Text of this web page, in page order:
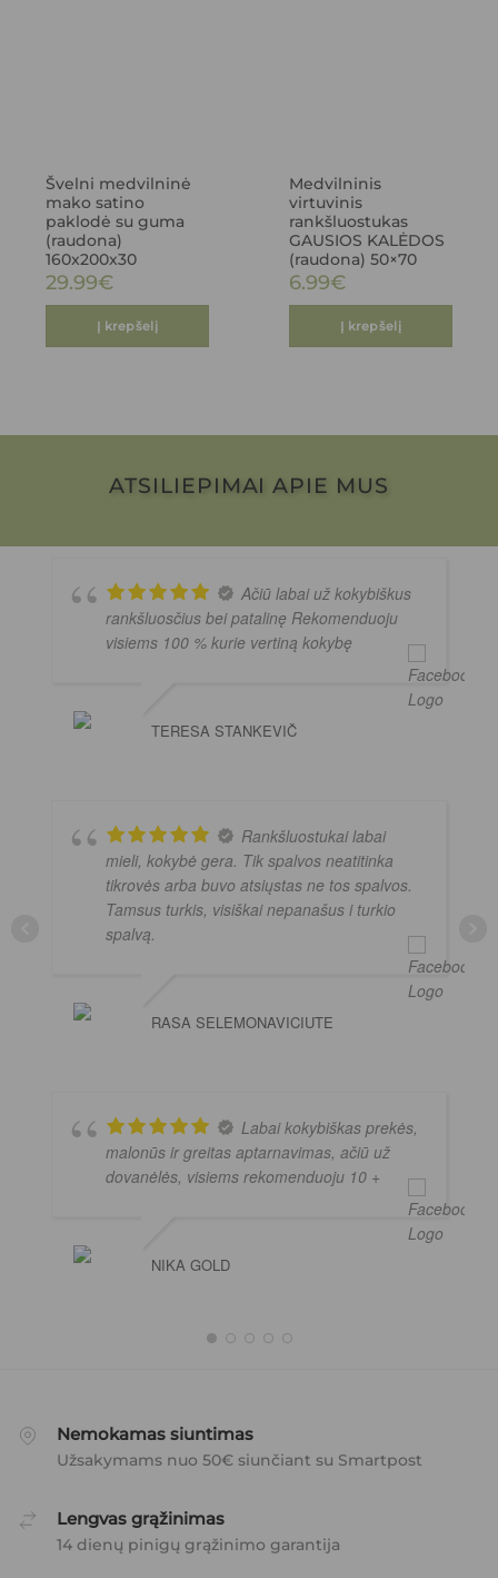
Švelni medvilninė
mako satino
paklodė su guma
(raudona)
160x200x30
29.99€
Į krepšelį
Medvilninis
virtuvinis
rankšluostukas
GAUSIOS KALĖDOS
(raudona) 50×70
6.99€
Į krepšelį
ATSILIEPIMAI APIE MUS
Ačiū labai už kokybiškus
rankšluosčius bei patalinę Rekomenduoju
visiems 100 % kurie vertiną kokybę
TERESA STANKEVIČ
Rankšluostukai labai
mieli, kokybė gera. Tik spalvos neatitinka
tikrovės arba buvo atsiųstas ne tos spalvos.
Tamsus turkis, visiškai nepanašus i turkio
spalvą.
RASA SELEMONAVICIUTE
Labai kokybiškas prekės,
malonūs ir greitas aptarnavimas, ačiū už
dovanėlės, visiems rekomenduoju 10 +
NIKA GOLD
Nemokamas siuntimas
Užsakymams nuo 50€ siunčiant su Smartpost
Lengvas grąžinimas
14 dienų pinigų grąžinimo garantija